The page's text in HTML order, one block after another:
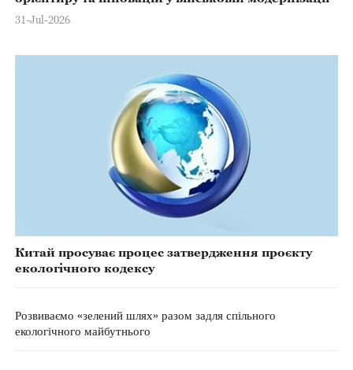
31-Jul-2026
Китай просуває процес затвердження проєкту
екологічного кодексу
Розвиваємо «зелений шлях» разом задля спільного
екологічного майбутнього